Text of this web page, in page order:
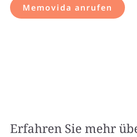
Memovida anrufen
Erfahren Sie mehr